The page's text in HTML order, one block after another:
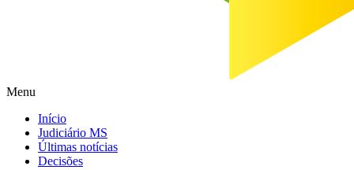
Menu
Início
Judiciário MS
Últimas notícias
Decisões